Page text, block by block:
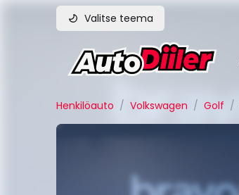
Valitse teema
Henkilöauto / Volkswagen / Golf /